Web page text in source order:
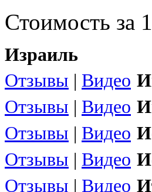
Стоимость за
Израиль
Отзывы | Видео
Отзывы | Видео
Отзывы | Видео
Отзывы | Видео
Отзывы | Видео